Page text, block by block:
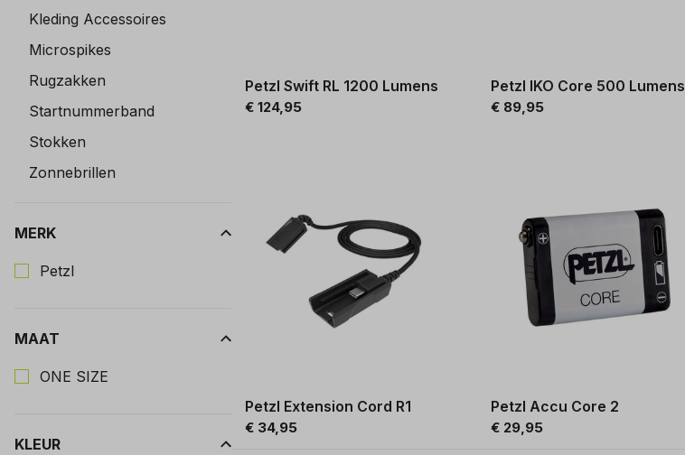
Kleding Accessoires
Microspikes
Rugzakken
Startnummerband
Stokken
Zonnebrillen
MERK
Petzl
MAAT
ONE SIZE
KLEUR
Petzl Swift RL 1200 Lumens
€ 124,95
Petzl IKO Core 500 Lumens
€ 89,95
Petzl Extension Cord R1
€ 34,95
Petzl Accu Core 2
€ 29,95